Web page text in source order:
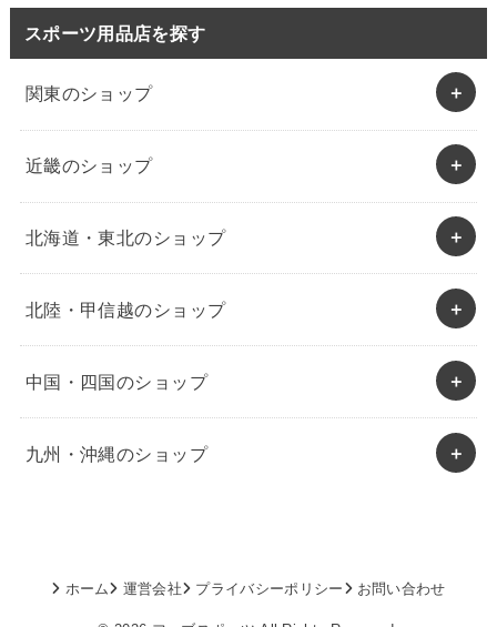
スポーツ用品店を探す
関東のショップ
近畿のショップ
北海道・東北のショップ
北陸・甲信越のショップ
中国・四国のショップ
九州・沖縄のショップ
ホーム 運営会社 プライバシーポリシー お問い合わせ